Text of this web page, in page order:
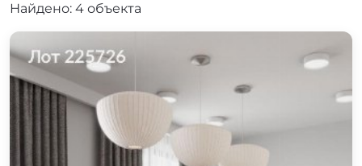
Найдено: 4 объекта